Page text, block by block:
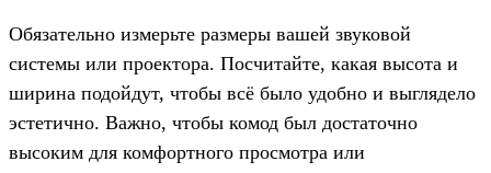
Обязательно измерьте размеры вашей звуковой
системы или проектора. Посчитайте, какая высота и
ширина подойдут, чтобы всё было удобно и выглядело
эстетично. Важно, чтобы комод был достаточно
высоким для комфортного просмотра или